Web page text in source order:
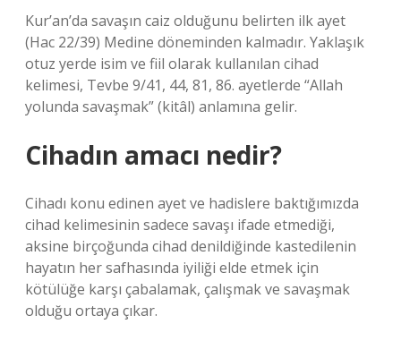
Kur’an’da savaşın caiz olduğunu belirten ilk ayet
(Hac 22/39) Medine döneminden kalmadır. Yaklaşık
otuz yerde isim ve fiil olarak kullanılan cihad
kelimesi, Tevbe 9/41, 44, 81, 86. ayetlerde “Allah
yolunda savaşmak” (kitâl) anlamına gelir.
Cihadın amacı nedir?
Cihadı konu edinen ayet ve hadislere baktığımızda
cihad kelimesinin sadece savaşı ifade etmediği,
aksine birçoğunda cihad denildiğinde kastedilenin
hayatın her safhasında iyiliği elde etmek için
kötülüğe karşı çabalamak, çalışmak ve savaşmak
olduğu ortaya çıkar.